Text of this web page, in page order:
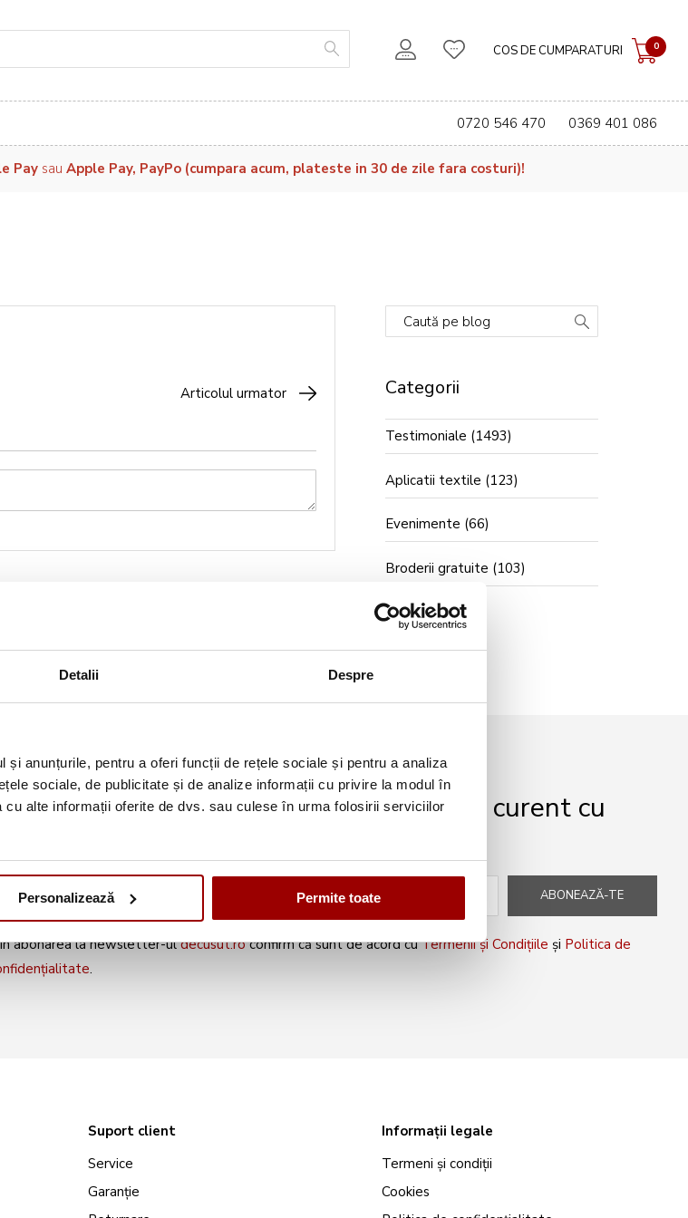
Detalii Despre
anunțurile, pentru a oferi funcții de rețele sociale și pentru a analiza
sociale, de publicitate și de analize informații cu privire la modul în
alte informații oferite de dvs. sau culese în urma folosirii serviciilor
Personalizează Permite toate
COS DE CUMPARATURI 0
0720 546 470 0369 401 086
Paysau Apple Pay, PayPo (cumpara acum, plateste in 30 de zile fara costuri)!
Articolul urmator
Caută pe blog
Categorii
Testimoniale (1493)
Aplicatii textile (123)
Evenimente (66)
Broderii gratuite (103)
te la newsletter și fii mereu la curent cu
ABONEAZĂ-TE
abonarea la newsletter-uldecusut.roconfirm că sunt de acord cuTermenii și Condițiile și Politica de
.
Suport client
Service
Garanție
Informații legale
Termeni și condiții
Cookies